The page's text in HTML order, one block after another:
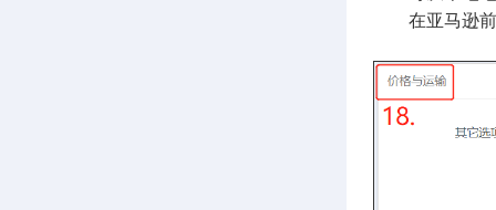
在亚马逊前